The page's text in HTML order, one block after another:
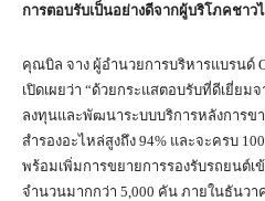
การตอบรับเป็นอย่างดีจากผู้บริโภคชาว
คุณบิล จาง ผู้อำนวยการบริหารแบรนด์
เปิดเผยว่า “ด้วยกระแสตอบรับที่ดีเยี่ยม
ลงทุนและพัฒนาระบบบริการหลังการข
สำรองอะไหล่สูงถึง 94% และจะครบ
พร้อมเพิ่มการขยายการรองรับรถยนต์เ
จำนวนมากกว่า 5,000 คัน ภายในธันว